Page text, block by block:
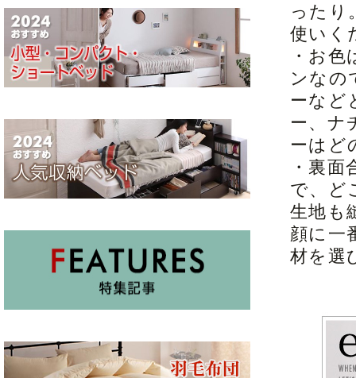
ったり
使いく
・お
ンなの
ーなど
ー、ナ
ーはど
・裏
で、ど
生地も
顔に一
材を選